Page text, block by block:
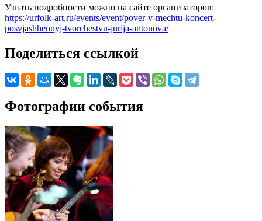
Узнать подробности можно на сайте организаторов:
https://urfolk-art.ru/events/event/pover-v-mechtu-koncert-
posvjashhennyj-tvorchestvu-jurija-antonova/
Поделиться ссылкой
Фотографии события